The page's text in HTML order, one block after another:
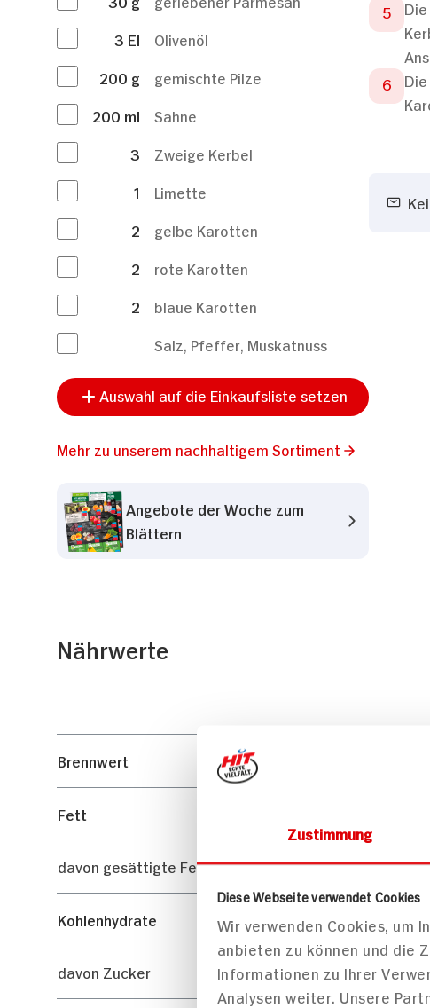
Zustimmung
Diese Webseite verwendet Cookies
Wir verwenden Cookies, um
anbieten zu können und die
Informationen zu Ihrer
Analysen weiter. Unsere
3 El
Olivenöl
200 g
gemischte Pilze
200 ml
Sahne
3
Zweige Kerbel
1
Limette
2
gelbe Karotten
2
rote Karotten
2
blaue Karotten
Salz, Pfeffer, Muskatnuss
Auswahl auf die Einkaufsliste setzen
Mehr zu unserem nachhaltigem Sortiment
Angebote der Woche zum
Blättern
Nährwerte
Brennwert
Fett
davon gesättigte Fettsäuren
Kohlenhydrate
davon Zucker